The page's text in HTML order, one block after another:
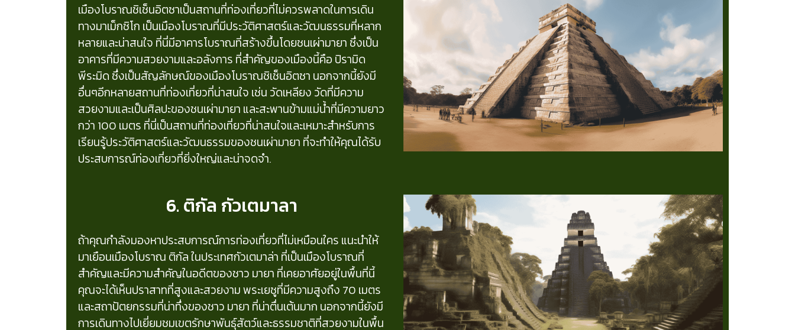
เมืองโบราณชิเช็นอิตซาเป็นสถานที่ท่องเที่ยวที่ไม่ควรพลาดในการเดิน
ทางมาเม็กซิโก เป็นเมืองโบราณที่มีประวัติศาสตร์และวัฒนธรรมที่หลาก
หลายและน่าสนใจ ที่นี่มีอาคารโบราณที่สร้างขึ้นโดยชนเผ่ามายา ซึ่งเป็น
อาคารที่มีความสวยงามและอลังการ ที่สำคัญของเมืองนี้คือ ปิรามิด
พีระมิด ซึ่งเป็นสัญลักษณ์ของเมืองโบราณชิเช็นอิตซา นอกจากนี้ยังมี
อื่นๆอีกหลายสถานที่ท่องเที่ยวที่น่าสนใจ เช่น วัดเหลียง วัดที่มีความ
สวยงามและเป็นศิลปะของชนเผ่ามายา และสะพานข้ามแม่น้ำที่มีความยาว
กว่า 100 เมตร ที่นี่เป็นสถานที่ท่องเที่ยวที่น่าสนใจและเหมาะสำหรับการ
เรียนรู้ประวัติศาสตร์และวัฒนธรรมของชนเผ่ามายา ที่จะทำให้คุณได้รับ
ประสบการณ์ท่องเที่ยวที่ยิ่งใหญ่และน่าจดจำ.
6. ติกัล กัวเตมาลา
ถ้าคุณกำลังมองหาประสบการณ์การท่องเที่ยวที่ไม่เหมือนใคร แนะนำให้
มาเยือนเมืองโบราณ ติกัล ในประเทศกัวเตมาล่า ที่เป็นเมืองโบราณที่
สำคัญและมีความสำคัญในอดีตของชาว มายา ที่เคยอาศัยอยู่ในพื้นที่นี้
คุณจะได้เห็นปราสาทที่สูงและสวยงาม พระเยซูที่มีความสูงถึง 70 เมตร
และสถาปัตยกรรมที่น่าทึ่งของชาว มายา ที่น่าตื่นเต้นมาก นอกจากนี้ยังมี
การเดินทางไปเยี่ยมชมเขตรักษาพันธุ์สัตว์และธรรมชาติที่สวยงามในพื้น